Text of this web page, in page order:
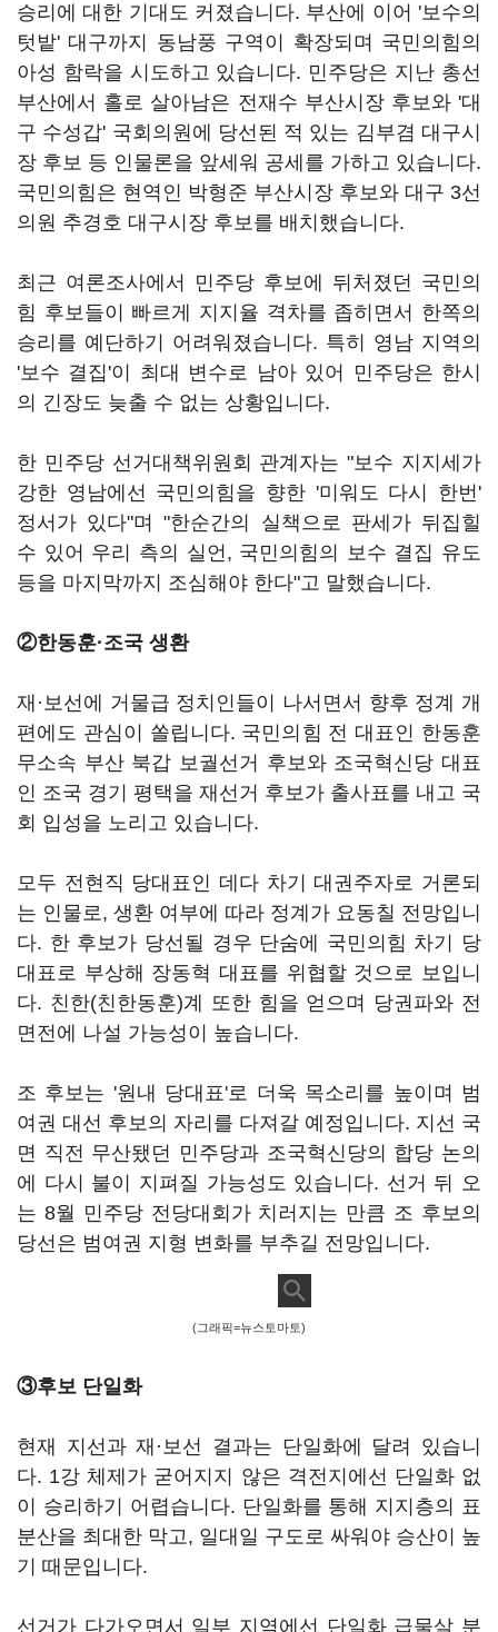
승리에 대한 기대도 커졌습니다. 부산에 이어 '보수의
텃밭' 대구까지 동남풍 구역이 확장되며 국민의힘의
아성 함락을 시도하고 있습니다. 민주당은 지난 총선
부산에서 홀로 살아남은 전재수 부산시장 후보와 '대
구 수성갑' 국회의원에 당선된 적 있는 김부겸 대구시
장 후보 등 인물론을 앞세워 공세를 가하고 있습니다.
국민의힘은 현역인 박형준 부산시장 후보와 대구 3선
의원 추경호 대구시장 후보를 배치했습니다.
최근 여론조사에서 민주당 후보에 뒤처졌던 국민의
힘 후보들이 빠르게 지지율 격차를 좁히면서 한쪽의
승리를 예단하기 어려워졌습니다. 특히 영남 지역의
'보수 결집'이 최대 변수로 남아 있어 민주당은 한시
의 긴장도 늦출 수 없는 상황입니다.
한 민주당 선거대책위원회 관계자는 "보수 지지세가
강한 영남에선 국민의힘을 향한 '미워도 다시 한번'
정서가 있다"며 "한순간의 실책으로 판세가 뒤집힐
수 있어 우리 측의 실언, 국민의힘의 보수 결집 유도
등을 마지막까지 조심해야 한다"고 말했습니다.
②한동훈·조국 생환
재·보선에 거물급 정치인들이 나서면서 향후 정계 개
편에도 관심이 쏠립니다. 국민의힘 전 대표인 한동훈
무소속 부산 북갑 보궐선거 후보와 조국혁신당 대표
인 조국 경기 평택을 재선거 후보가 출사표를 내고 국
회 입성을 노리고 있습니다.
모두 전현직 당대표인 데다 차기 대권주자로 거론되
는 인물로, 생환 여부에 따라 정계가 요동칠 전망입니
다. 한 후보가 당선될 경우 단숨에 국민의힘 차기 당
대표로 부상해 장동혁 대표를 위협할 것으로 보입니
다. 친한(친한동훈)계 또한 힘을 얻으며 당권파와 전
면전에 나설 가능성이 높습니다.
조 후보는 '원내 당대표'로 더욱 목소리를 높이며 범
여권 대선 후보의 자리를 다져갈 예정입니다. 지선 국
면 직전 무산됐던 민주당과 조국혁신당의 합당 논의
에 다시 불이 지펴질 가능성도 있습니다. 선거 뒤 오
는 8월 민주당 전당대회가 치러지는 만큼 조 후보의
당선은 범여권 지형 변화를 부추길 전망입니다.
(그래픽=뉴스토마토)
③후보 단일화
현재 지선과 재·보선 결과는 단일화에 달려 있습니
다. 1강 체제가 굳어지지 않은 격전지에선 단일화 없
이 승리하기 어렵습니다. 단일화를 통해 지지층의 표
분산을 최대한 막고, 일대일 구도로 싸워야 승산이 높
기 때문입니다.
선거가 다가오면서 일부 지역에선 단일화 급물살 분